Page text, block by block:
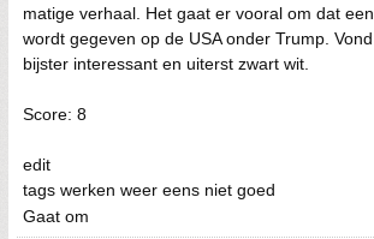
matige verhaal. Het gaat er vooral om dat
wordt gegeven op de USA onder Trump.
bijster interessant en uiterst zwart wit.
Score: 8
edit
tags werken weer eens niet goed
Gaat om